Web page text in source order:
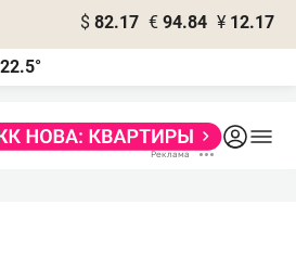
$ 82.17 € 94.84 ¥ 12.17
22.5°